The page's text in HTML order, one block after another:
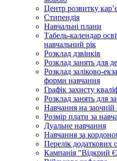
Центр розвитку
Стипендія
Навчальні плани
Табель-календар
навчальний рік
Розклад дзвінків
Розклад занять для
Розклад заліково-
форми навчання
Графік захисту
Розклад занять для
Навчання на заочній
Розмір плати за
Дуальне навчання
Навчання за
Перелік додаткових
Кампанія "Відкрий